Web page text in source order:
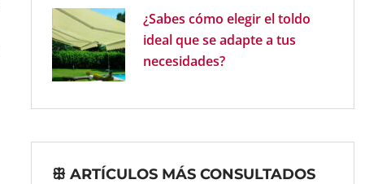
¿Sabes cómo elegir el toldo
ideal que se adapte a tus
necesidades?
ꕥ ARTÍCULOS MÁS CONSULTADOS